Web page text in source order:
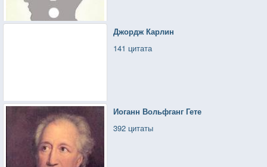
Джордж Карлин
141 цитата
Иоганн Вольфганг Гете
392 цитаты